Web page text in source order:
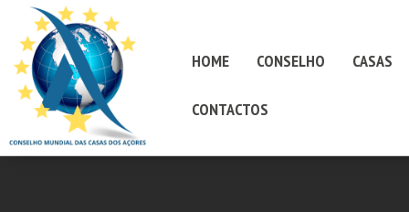
HOME CONSELHO CASAS
CONTACTOS